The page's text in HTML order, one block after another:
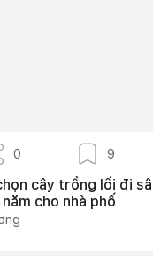
0 9
cây trồng lối đi
cho nhà phố